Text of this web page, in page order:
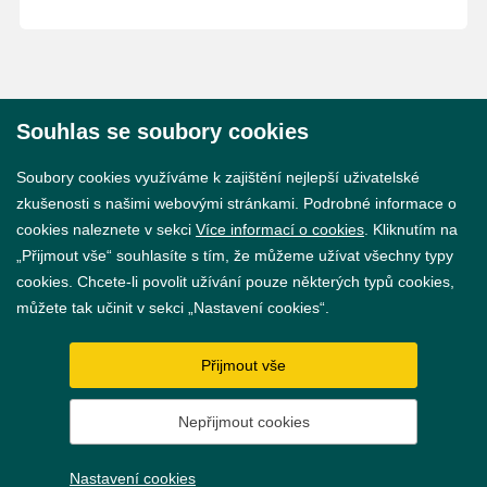
GDPR
Nastavení cookies
Souhlas se soubory cookies
Soubory cookies využíváme k zajištění nejlepší uživatelské
zkušenosti s našimi webovými stránkami. Podrobné informace o
cookies naleznete v sekci Více informací o cookies . Kliknutím na
„Přijmout vše“ souhlasíte s tím, že můžeme užívat všechny typy
cookies. Chcete-li povolit užívání pouze některých typů cookies,
můžete tak učinit v sekci „Nastavení cookies“.
Přijmout vše
Nepřijmout cookies
Nastavení cookies